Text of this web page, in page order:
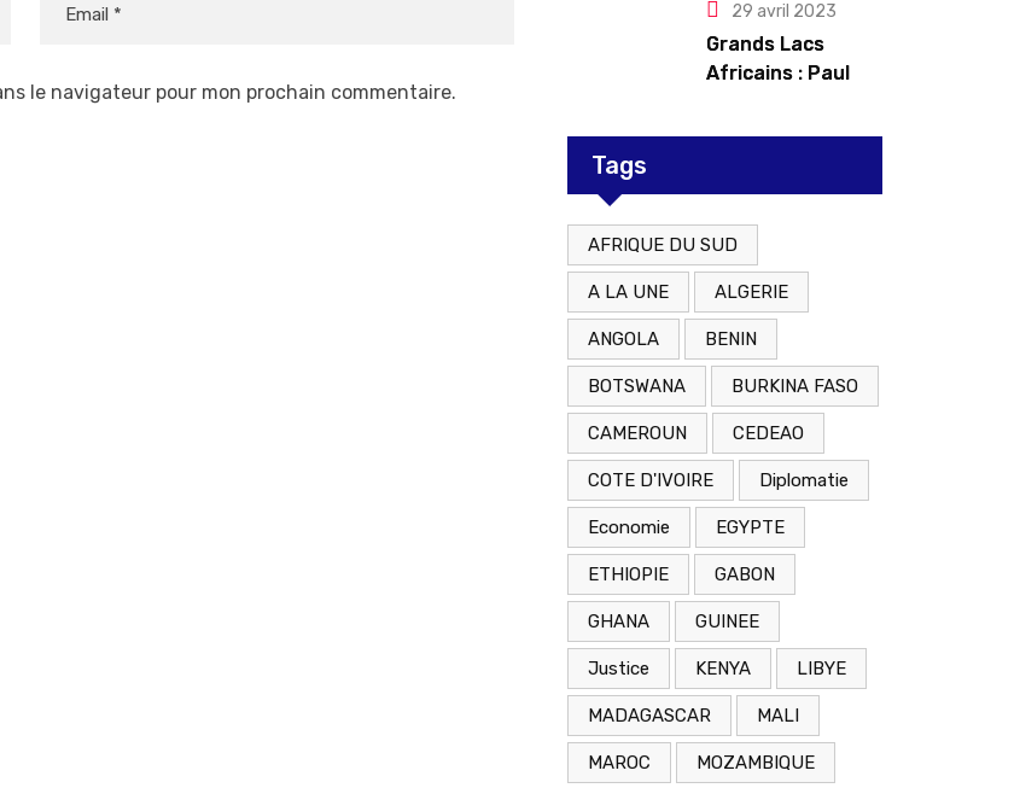
le navigateur pour mon prochain commentaire.
par le Rwanda
29 avril 2023
Grands Lacs
Africains : Paul
redorer le blason
Tags
AFRIQUE DU SUD
A LA UNE ALGERIE
ANGOLA BENIN
BOTSWANA BURKINA FASO
CAMEROUN CEDEAO
COTE D'IVOIRE Diplomatie
Economie EGYPTE
ETHIOPIE GABON
GHANA GUINEE
Justice KENYA LIBYE
MADAGASCAR MALI
MAROC MOZAMBIQUE